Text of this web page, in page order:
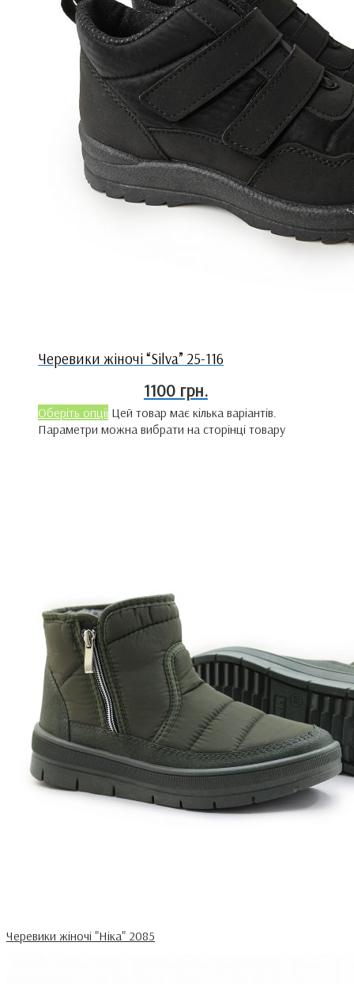
Черевики жіночі “Silva” 25-116
1100 грн.
Оберіть опції Цей товар має кілька варіантів.
Параметри можна вибрати на сторінці товару
Черевики жіночі "Ніка" 2085